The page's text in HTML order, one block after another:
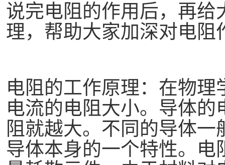
说完电阻的作用后，再
理，帮助大家加深对电阻
电阻的工作原理：在物
电流的电阻大小。导体
阻就越大。不同的导体
导体本身的一个特性。